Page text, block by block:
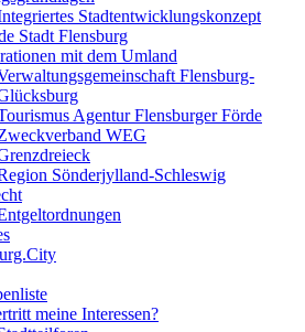
Stadtentwicklungskonzept
Stadt Flensburg
mit dem Umland
Flensburg-
Agentur Flensburger Förde
WEG
Sönderjylland-Schleswig
meine Interessen?